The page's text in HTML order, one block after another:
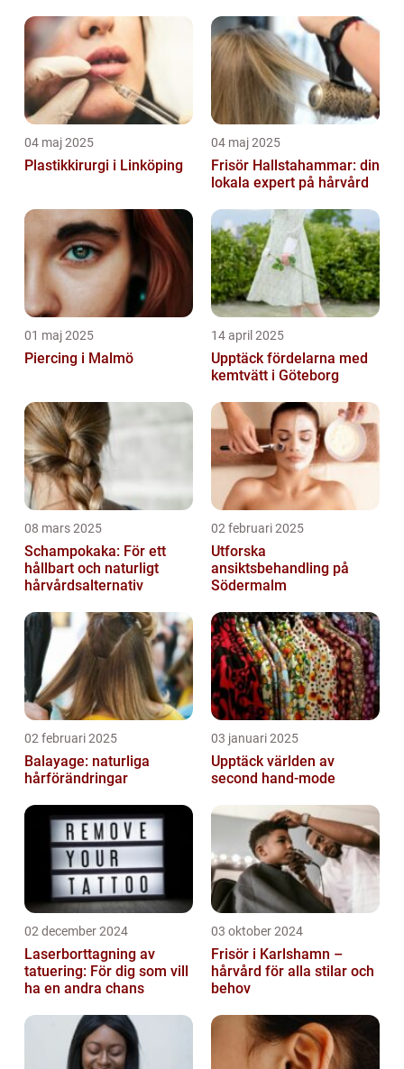
04 maj 2025
Plastikkirurgi i Linköping
04 maj 2025
Frisör Hallstahammar: din
lokala expert på hårvård
01 maj 2025
Piercing i Malmö
14 april 2025
Upptäck fördelarna med
kemtvätt i Göteborg
08 mars 2025
Schampokaka: För ett
hållbart och naturligt
hårvårdsalternativ
02 februari 2025
Utforska
ansiktsbehandling på
Södermalm
02 februari 2025
Balayage: naturliga
hårförändringar
03 januari 2025
Upptäck världen av
second hand-mode
02 december 2024
Laserborttagning av
tatuering: För dig som vill
ha en andra chans
03 oktober 2024
Frisör i Karlshamn –
hårvård för alla stilar och
behov